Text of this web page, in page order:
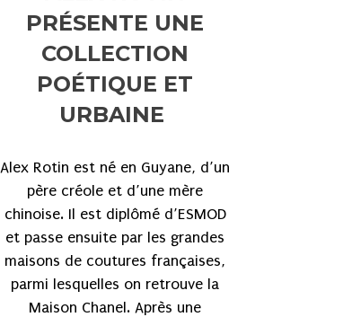
PRÉSENTE UNE
COLLECTION
POÉTIQUE ET
URBAINE
Alex Rotin est né en Guyane, d’un
père créole et d’une mère
chinoise. Il est diplômé d’ESMOD
et passe ensuite par les grandes
maisons de coutures françaises,
parmi lesquelles on retrouve la
Maison Chanel. Après une